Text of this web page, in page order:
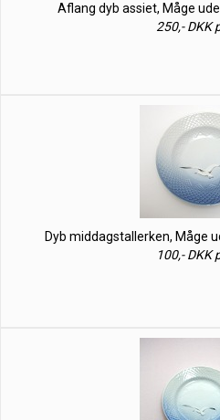
Aflang dyb assiet, Måge
250,- DKK
Dyb middagstallerken, Måge
100,- DKK